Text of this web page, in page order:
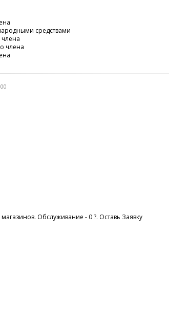
средствами
члена
Обслуживание - 0 ?. Оставь Заявку